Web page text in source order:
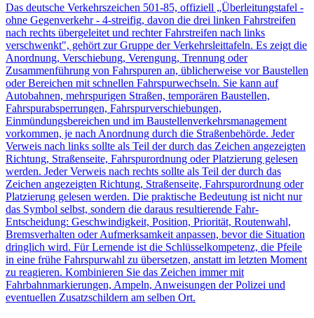
Das deutsche Verkehrszeichen 501-85, offiziell „Überleitungstafel -
ohne Gegenverkehr - 4-streifig, davon die drei linken Fahrstreifen
nach rechts übergeleitet und rechter Fahrstreifen nach links
verschwenkt", gehört zur Gruppe der Verkehrsleittafeln. Es zeigt die
Anordnung, Verschiebung, Verengung, Trennung oder
Zusammenführung von Fahrspuren an, üblicherweise vor Baustellen
oder Bereichen mit schnellen Fahrspurwechseln. Sie kann auf
Autobahnen, mehrspurigen Straßen, temporären Baustellen,
Fahrspurabsperrungen, Fahrspurverschiebungen,
Einmündungsbereichen und im Baustellenverkehrsmanagement
vorkommen, je nach Anordnung durch die Straßenbehörde. Jeder
Verweis nach links sollte als Teil der durch das Zeichen angezeigten
Richtung, Straßenseite, Fahrspurordnung oder Platzierung gelesen
werden. Jeder Verweis nach rechts sollte als Teil der durch das
Zeichen angezeigten Richtung, Straßenseite, Fahrspurordnung oder
Platzierung gelesen werden. Die praktische Bedeutung ist nicht nur
das Symbol selbst, sondern die daraus resultierende Fahr-
Entscheidung: Geschwindigkeit, Position, Priorität, Routenwahl,
Bremsverhalten oder Aufmerksamkeit anpassen, bevor die Situation
dringlich wird. Für Lernende ist die Schlüsselkompetenz, die Pfeile
in eine frühe Fahrspurwahl zu übersetzen, anstatt im letzten Moment
zu reagieren. Kombinieren Sie das Zeichen immer mit
Fahrbahnmarkierungen, Ampeln, Anweisungen der Polizei und
eventuellen Zusatzschildern am selben Ort.